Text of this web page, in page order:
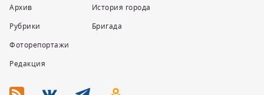
Архив
Рубрики
Фоторепортажи
Редакция
История города
Бригада